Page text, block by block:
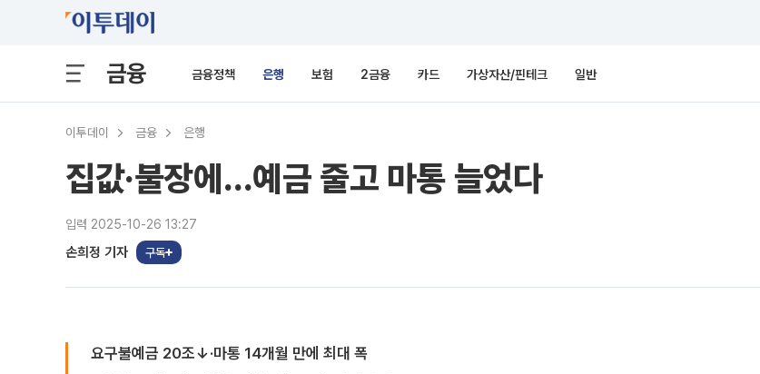
금융 금융정책 은행 보험 2금융 카드 가상자산/핀테크 일반
이투데이 금융 은행
집값·불장에…예금 줄고 마통 늘었다
입력 2025-10-26 13:27
손희정 기자 구독
요구불예금 20조↓·마통 14개월 만에 최대 폭